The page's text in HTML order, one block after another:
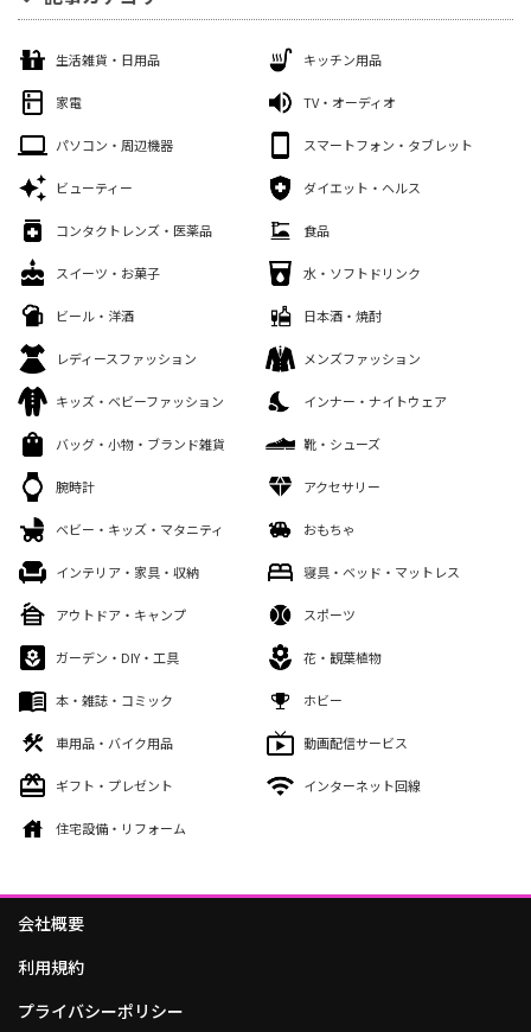
生活雑貨・日用品 キッチン用品
家電 TV・オーディオ
パソコン・周辺機器 スマートフォン・タブレット
ビューティー ダイエット・ヘルス
コンタクトレンズ・医薬品 食品
スイーツ・お菓子 水・ソフトドリンク
ビール・洋酒 日本酒・焼酎
レディースファッション メンズファッション
キッズ・ベビーファッション インナー・ナイトウェア
バッグ・小物・ブランド雑貨 靴・シューズ
腕時計 アクセサリー
ベビー・キッズ・マタニティ おもちゃ
インテリア・家具・収納 寝具・ベッド・マットレス
アウトドア・キャンプ スポーツ
ガーデン・DIY・工具 花・観葉植物
本・雑誌・コミック ホビー
車用品・バイク用品 動画配信サービス
ギフト・プレゼント インターネット回線
住宅設備・リフォーム
会社概要
利用規約
プライバシーポリシー